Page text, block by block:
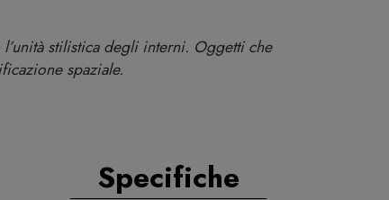
stilistica degli interni. Oggetti che
spaziale.
Specifiche